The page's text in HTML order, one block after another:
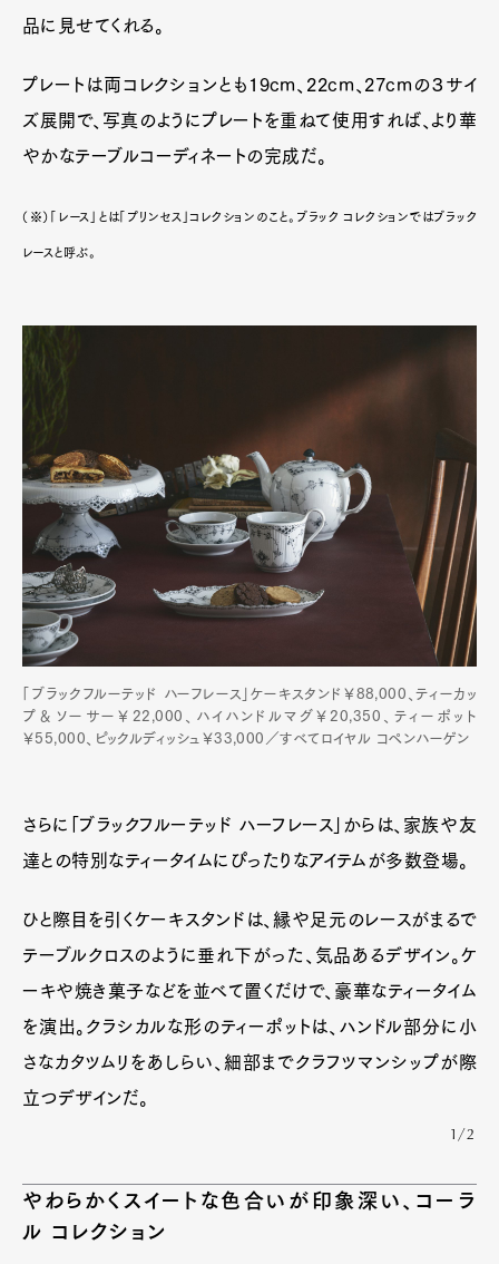
品に見せてくれる。
プレートは両コレクションとも19cm、22cm、27cmの３サイ
ズ展開で、写真のようにプレートを重ねて使用すれば、より華
やかなテーブルコーディネートの完成だ。
（※）「レース」とは「プリンセス」コレクションのこと。ブラック コレクションではブラック
レースと呼ぶ。
「ブラックフルーテッド ハーフレース」ケーキスタンド￥88,000、ティーカッ
プ＆ソーサー￥22,000、ハイハンドルマグ￥20,350、ティーポット
￥55,000、ピックルディッシュ￥33,000／すべてロイヤル コペンハーゲン
さらに「ブラックフルーテッド ハーフレース」からは、家族や友
達との特別なティータイムにぴったりなアイテムが多数登場。
ひと際目を引くケーキスタンドは、縁や足元のレースがまるで
テーブルクロスのように垂れ下がった、気品あるデザイン。ケ
ーキや焼き菓子などを並べて置くだけで、豪華なティータイム
を演出。クラシカルな形のティーポットは、ハンドル部分に小
さなカタツムリをあしらい、細部までクラフツマンシップが際
立つデザインだ。
1/2
やわらかくスイートな色合いが印象深い、コーラ
ル コレクション